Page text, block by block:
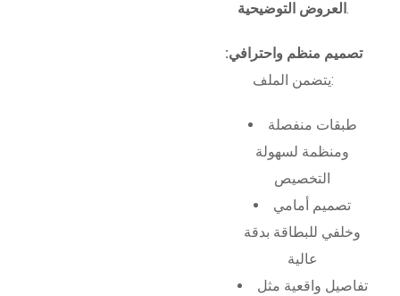
العروض التوضيحية .
تصميم منظم واحترافي:
يتضمن الملف:
طبقات منفصلة
ومنظمة لسهولة
التخصيص
تصميم أمامي
وخلفي للبطاقة بدقة
عالية
تفاصيل واقعية مثل